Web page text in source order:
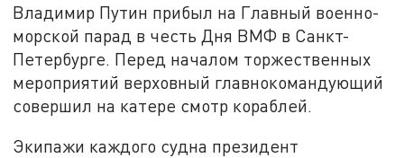
Владимир Путин прибыл на Главный военно-
морской парад в честь Дня ВМФ в Санкт-
Петербурге. Перед началом торжественных
мероприятий верховный главнокомандующий
совершил на катере смотр кораблей.
Экипажи каждого судна президент